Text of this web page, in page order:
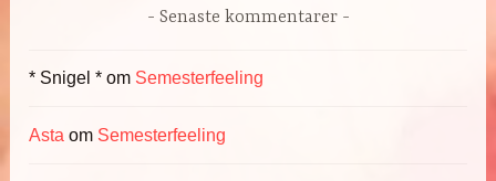
Senaste kommentarer
* Snigel * om Semesterfeeling
Asta om Semesterfeeling